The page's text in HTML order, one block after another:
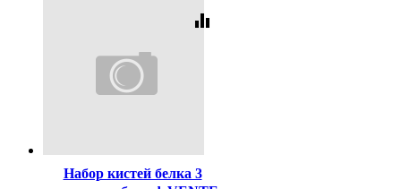
equalizer
Набор кистей белка 3